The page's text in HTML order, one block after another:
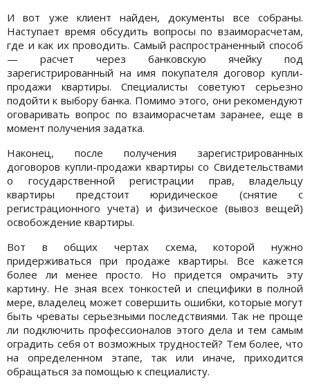
И вот уже клиент найден, документы все собраны.
Наступает время обсудить вопросы по взаиморасчетам,
где и как их проводить. Самый распространенный способ
— расчет через банковскую ячейку под
зарегистрированный на имя покупателя договор купли-
продажи квартиры. Специалисты советуют серьезно
подойти к выбору банка. Помимо этого, они рекомендуют
оговаривать вопрос по взаиморасчетам заранее, еще в
момент получения задатка.
Наконец, после получения зарегистрированных
договоров купли-продажи квартиры со Свидетельствами
о государственной регистрации прав, владельцу
квартиры предстоит юридическое (снятие с
регистрационного учета) и физическое (вывоз вещей)
освобождение квартиры.
Вот в общих чертах схема, которой нужно
придерживаться при продаже квартиры. Все кажется
более ли менее просто. Но придется омрачить эту
картину. Не зная всех тонкостей и специфики в полной
мере, владелец может совершить ошибки, которые могут
быть чреваты серьезными последствиями. Так не проще
ли подключить профессионалов этого дела и тем самым
оградить себя от возможных трудностей? Тем более, что
на определенном этапе, так или иначе, приходится
обращаться за помощью к специалисту.